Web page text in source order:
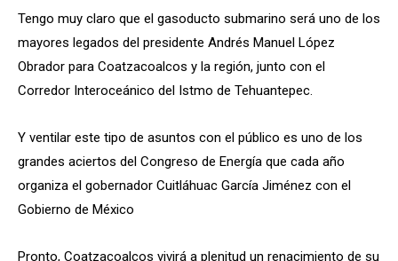
Tengo muy claro que el gasoducto submarino será uno de los
mayores legados del presidente Andrés Manuel López
Obrador para Coatzacoalcos y la región, junto con el
Corredor Interoceánico del Istmo de Tehuantepec.
Y ventilar este tipo de asuntos con el público es uno de los
grandes aciertos del Congreso de Energía que cada año
organiza el gobernador Cuitláhuac García Jiménez con el
Gobierno de México
Pronto, Coatzacoalcos vivirá a plenitud un renacimiento de su